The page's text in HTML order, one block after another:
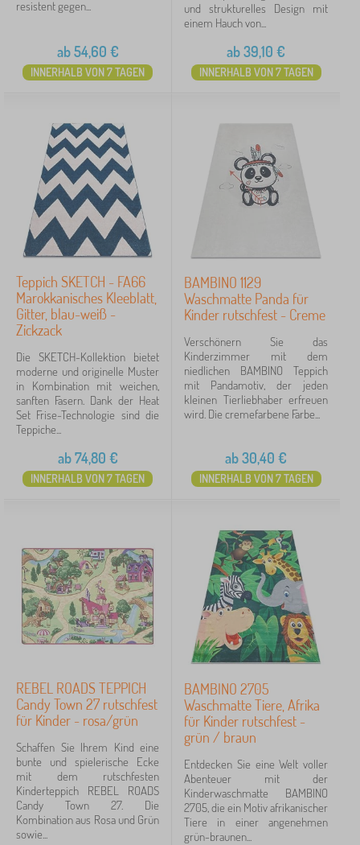
resistent gegen...
ab54,60 €
INNERHALB VON 7 TAGEN
und strukturelles Design mit
einem Hauch von...
ab39,10 €
INNERHALB VON 7 TAGEN
Teppich SKETCH - FA66
Marokkanisches Kleeblatt,
Gitter, blau-weiß -
Zickzack
Die SKETCH-Kollektion bietet
moderne und originelle Muster
in Kombination mit weichen,
sanften Fasern. Dank der Heat
Set Frise-Technologie sind die
Teppiche...
ab74,80 €
INNERHALB VON 7 TAGEN
BAMBINO 1129
Waschmatte Panda für
Kinder rutschfest - Creme
Verschönern Sie das
Kinderzimmer mit dem
niedlichen BAMBINO Teppich
mit Pandamotiv, der jeden
kleinen Tierliebhaber erfreuen
wird. Die cremefarbene Farbe...
ab30,40 €
INNERHALB VON 7 TAGEN
REBEL ROADS TEPPICH
Candy Town 27 rutschfest
für Kinder - rosa/grün
Schaffen Sie Ihrem Kind eine
bunte und spielerische Ecke
mit dem rutschfesten
Kinderteppich REBEL ROADS
Candy Town 27. Die
Kombination aus Rosa und Grün
sowie...
BAMBINO 2705
Waschmatte Tiere, Afrika
für Kinder rutschfest -
grün / braun
Entdecken Sie eine Welt voller
Abenteuer mit der
Kinderwaschmatte BAMBINO
2705, die ein Motiv afrikanischer
Tiere in einer angenehmen
grün-braunen...